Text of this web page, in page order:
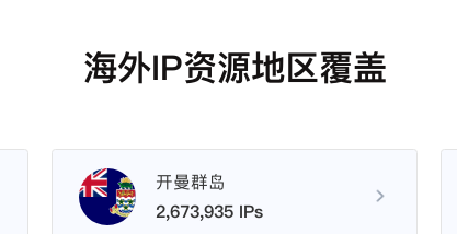
海外IP资源地区覆盖
开曼群岛
2,673,935 IPs